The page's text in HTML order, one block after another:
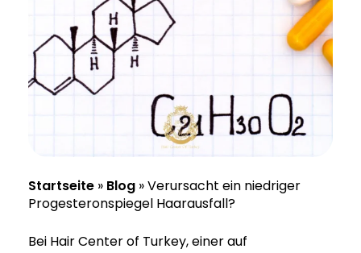
Startseite » Blog »Verursacht ein niedriger
Progesteronspiegel Haarausfall?
Bei Hair Center of Turkey, einer auf